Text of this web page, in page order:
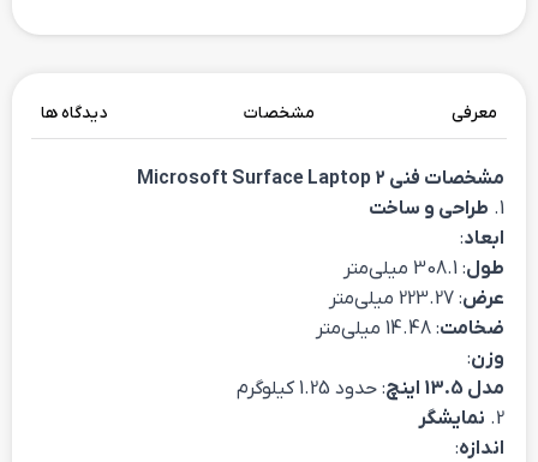
معرفی مشخصات دیدگاه ها
مشخصات فنی Microsoft Surface Laptop 2
1. طراحی و ساخت
ابعاد:
طول: 308.1 میلی‌متر
عرض: 223.27 میلی‌متر
ضخامت: 14.48 میلی‌متر
وزن:
مدل 13.5 اینچ
: حدود 1.25 کیلوگرم
2. نمایشگر
اندازه: